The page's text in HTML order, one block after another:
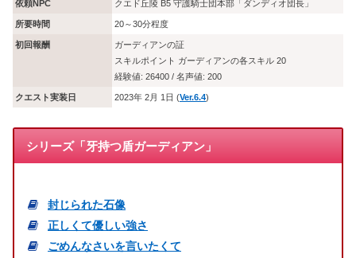
依頼NPC クエド丘陵 B5 守護騎士団本部「ダンディオ団長」
所要時間 20～30分程度
初回報酬
ガーディアンの証
スキルポイント ガーディアンの各スキル 20
経験値: 26400 / 名声値: 200
クエスト実装日 2023年 2月 1日 (Ver.6.4)
シリーズ「牙持つ盾ガーディアン」
封じられた石像
正しくて優しい強さ
ごめんなさいを言いたくて